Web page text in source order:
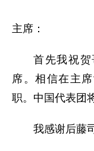
主席：
首先我祝
席。相信在主
职。中国代表团
我感谢后藤